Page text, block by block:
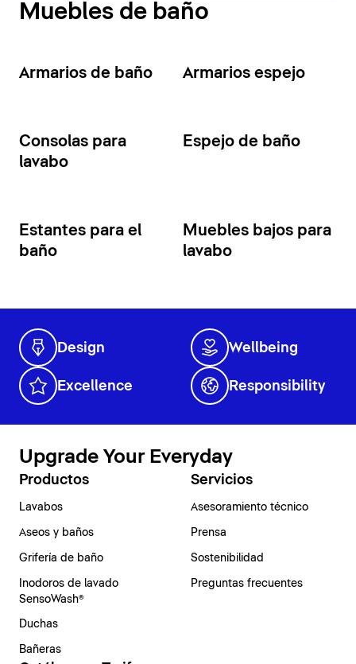
Muebles de baño
Armarios de baño Armarios espejo
Consolas para
lavabo
Espejo de baño
Estantes para el
baño
Muebles bajos para
lavabo
Design Wellbeing
Excellence Responsibility
Upgrade Your Everyday
Productos
Lavabos
Aseos y baños
Grifería de baño
Inodoros de lavado
SensoWash®
Duchas
Bañeras
Servicios
Asesoramiento técnico
Prensa
Sostenibilidad
Preguntas frecuentes